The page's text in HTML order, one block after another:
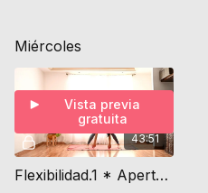
Miércoles
43:51
Vista previa
gratuita
Flexibilidad.1 * Apertura de cadera